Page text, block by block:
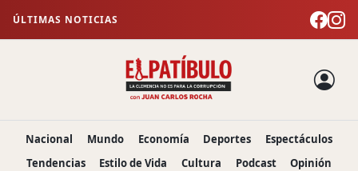
ÚLTIMAS NOTICIAS
Nacional Mundo Economía Deportes
Espectáculos
Tendencias
Estilo de Vida Cultura Podcast
Opinión